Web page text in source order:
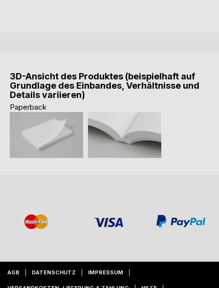
3D-Ansicht des Produktes (beispielhaft auf
Grundlage des Einbandes, Verhältnisse und
Details variieren)
Paperback
AGB DATENSCHUTZ IMPRESSUM